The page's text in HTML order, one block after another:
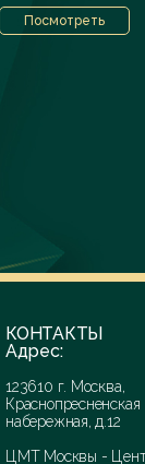
Посмотреть
КОНТАКТЫ
Адрес:
123610 г. Москва,
Краснопресненская
набережная, д.12
ЦМТ Москвы -